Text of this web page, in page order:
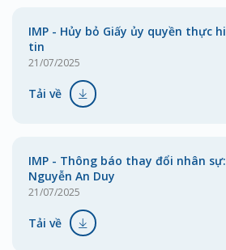
IMP - Hủy bỏ Giấy ủy quyền thực
tin
21/07/2025
Tải về
IMP - Thông báo thay đổi nhân
Nguyễn An Duy
21/07/2025
Tải về